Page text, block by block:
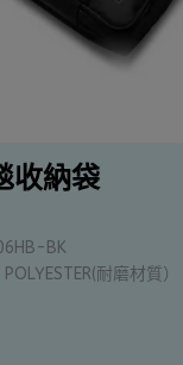
收納袋
BK
耐磨材質）